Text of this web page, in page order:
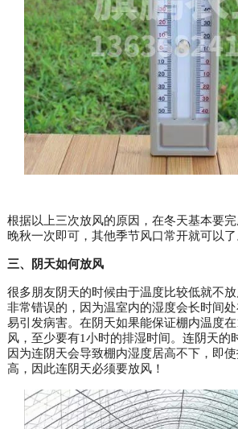
根据以上三次放风的原因，在冬天基本要
晚秋一次即可，其他季节风口常开就可以了
三、阴天如何放风
很多朋友阴天的时候由于温度比较低就不
非常错误的，因为温室内的湿度会长时间
易引发病害。在阴天如果能保证棚内温度
风，至少要有1小时的排湿时间。连阴天的
因为连阴天会导致棚内湿度居高不下，即
高，因此连阴天必须要放风！